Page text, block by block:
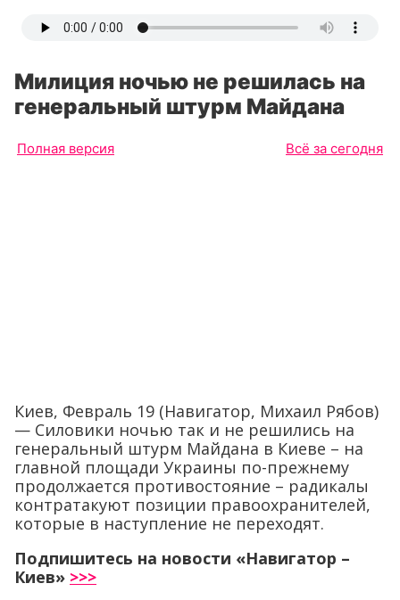
Милиция ночью не решилась на
генеральный штурм Майдана
Полная версия Всё за сегодня
Киев, Февраль 19 (Навигатор, Михаил Рябов)
— Силовики ночью так и не решились на
генеральный штурм Майдана в Киеве – на
главной площади Украины по-прежнему
продолжается противостояние – радикалы
контратакуют позиции правоохранителей,
которые в наступление не переходят.
Подпишитесь на новости «Навигатор –
Киев» >>>